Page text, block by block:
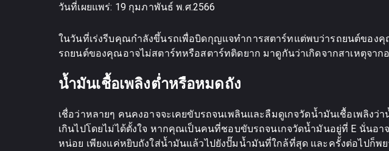
วันที่เผยแพร่: 19 กุมภาพันธ์ พ.ศ.2566
ในวันที่เร่งรีบคุณกำลังขึ้นรถเพื่อบิดกุญแจทำการสตาร์ทแต่พบว่ารถยนต์ของ
รถยนต์ของคุณอาจไม่สตาร์ทหรือสตาร์ทติดยาก มาดูกันว่าเกิดจากสาเหตุจากอ
น้ำมันเชื้อเพลิงต่ำหรือหมดถัง
เชื่อว่าหลายๆ คนคงอาจจะเคยขับรถจนเพลินและลืมดูเกจวัดน้ำมันเชื้อเพ
เกินไปโดยไม่ได้ตั้งใจ หากคุณเป็นคนที่ชอบขับรถจนเกจวัดน้ำมันอยู่ที่ E นั่นอ
หน่อย เพียงแค่หยิบถังใส่น้ำมันแล้วไปยังปั๊มน้ำมันที่ใกล้ที่สุด และครั้งต่อไปก็พ